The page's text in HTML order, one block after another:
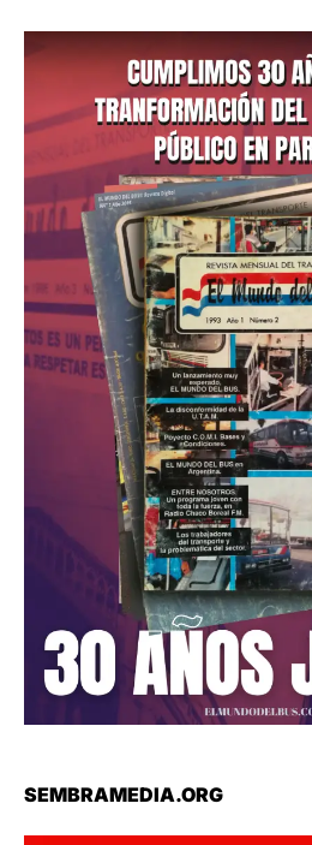
SEMBRAMEDIA.ORG